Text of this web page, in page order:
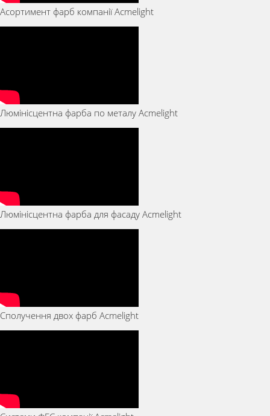
Асортимент фарб компанії Acmelight
Люмінісцентна фарба по металу Acmelight
Люмінісцентна фарба для фасаду Acmelight
Сполучення двох фарб Acmelight